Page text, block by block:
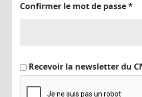
Confirmer le mot de passe*
Recevoir la newsletter du